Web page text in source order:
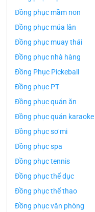
Đồng phục mầm non
Đồng phục múa lân
Đồng phục muay thái
Đồng phục nhà hàng
Đồng Phục Pickeball
Đồng phục PT
Đồng phục quán ăn
Đồng phục quán karaoke
Đồng phục sơ mi
Đồng phục spa
Đồng phục tennis
Đồng phục thể dục
Đồng phục thể thao
Đồng phục văn phòng